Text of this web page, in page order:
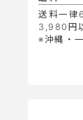
送料一律
3,980円
※沖縄・